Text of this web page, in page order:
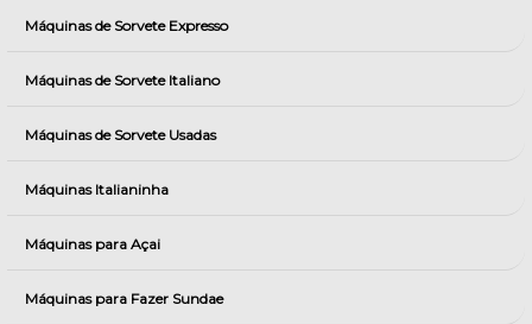
Máquinas de Sorvete Expresso
Máquinas de Sorvete Italiano
Máquinas de Sorvete Usadas
Máquinas Italianinha
Máquinas para Açai
Máquinas para Fazer Sundae